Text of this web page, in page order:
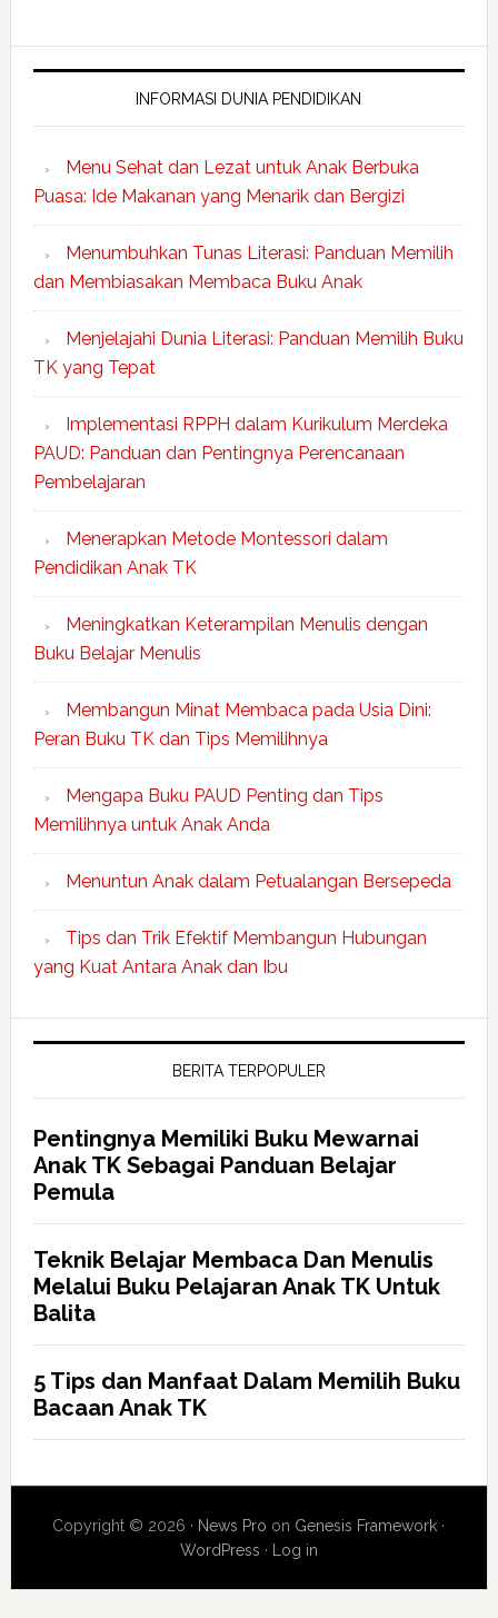
INFORMASI DUNIA PENDIDIKAN
Menu Sehat dan Lezat untuk Anak Berbuka
Puasa: Ide Makanan yang Menarik dan Bergizi
Menumbuhkan Tunas Literasi: Panduan Memilih
dan Membiasakan Membaca Buku Anak
Menjelajahi Dunia Literasi: Panduan Memilih Buku
TK yang Tepat
Implementasi RPPH dalam Kurikulum Merdeka
PAUD: Panduan dan Pentingnya Perencanaan
Pembelajaran
Menerapkan Metode Montessori dalam
Pendidikan Anak TK
Meningkatkan Keterampilan Menulis dengan
Buku Belajar Menulis
Membangun Minat Membaca pada Usia Dini:
Peran Buku TK dan Tips Memilihnya
Mengapa Buku PAUD Penting dan Tips
Memilihnya untuk Anak Anda
Menuntun Anak dalam Petualangan Bersepeda
Tips dan Trik Efektif Membangun Hubungan
yang Kuat Antara Anak dan Ibu
BERITA TERPOPULER
Pentingnya Memiliki Buku Mewarnai
Anak TK Sebagai Panduan Belajar
Pemula
Teknik Belajar Membaca Dan Menulis
Melalui Buku Pelajaran Anak TK Untuk
Balita
5 Tips dan Manfaat Dalam Memilih Buku
Bacaan Anak TK
Copyright © 2026 · News Pro on Genesis Framework ·
WordPress · Log in